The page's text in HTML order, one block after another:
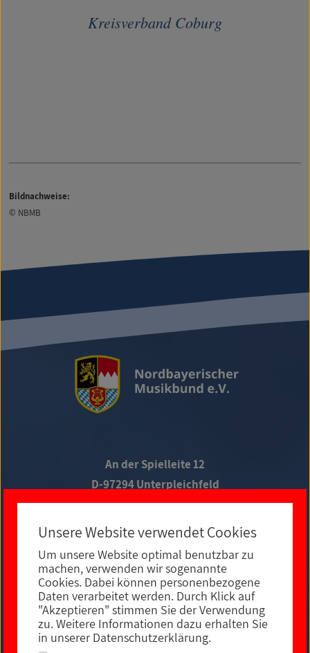
Kreisverband Coburg
Bildnachweise:
© NBMB
An der Spielleite 12
D-97294 Unterpleichfeld
Telefon +49 9367 988 689-0
Social Media
Unsere Website verwendet Cookies
Um unsere Website optimal benutzbar zu
machen, verwenden wir sogenannte
Cookies. Dabei können personenbezogene
Daten verarbeitet werden. Durch Klick auf
"Akzeptieren" stimmen Sie der Verwendung
zu. Weitere Informationen dazu erhalten Sie
in unserer Datenschutzerklärung.